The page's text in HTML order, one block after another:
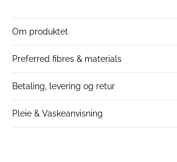
Om produktet
Preferred fibres & materials
Betaling, levering og retur
Pleie & Vaskeanvisning